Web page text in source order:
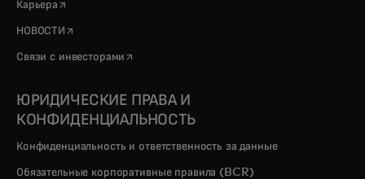
Карьера opens in a new tab
НОВОСТИ opens in a new tab
Связи с инвесторами opens in a new tab
ЮРИДИЧЕСКИЕ ПРАВА И
КОНФИДЕНЦИАЛЬНОСТЬ
Конфиденциальность и ответственность за данные
Обязательные корпоративные правила (BCR)